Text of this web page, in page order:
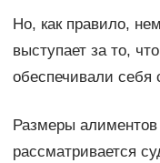
Но, как правило,
выступает за то,
обеспечивали себя
Размеры
рассматривается